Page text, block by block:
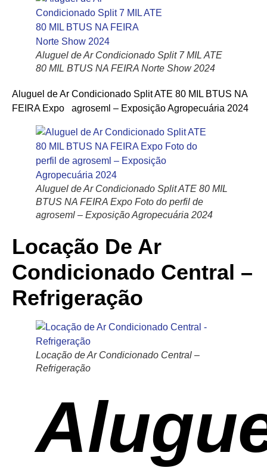
Aluguel de Ar Condicionado Split 7 MIL ATE
80 MIL BTUS NA FEIRA Norte Show 2024
Aluguel de Ar Condicionado Split ATE 80 MIL BTUS NA
FEIRA Expo agroseml – Exposição Agropecuária 2024
Aluguel de Ar Condicionado Split ATE 80 MIL
BTUS NA FEIRA Expo Foto do perfil de
agroseml – Exposição Agropecuária 2024
Locação De Ar
Condicionado Central –
Refrigeração
Locação de Ar Condicionado Central –
Refrigeração